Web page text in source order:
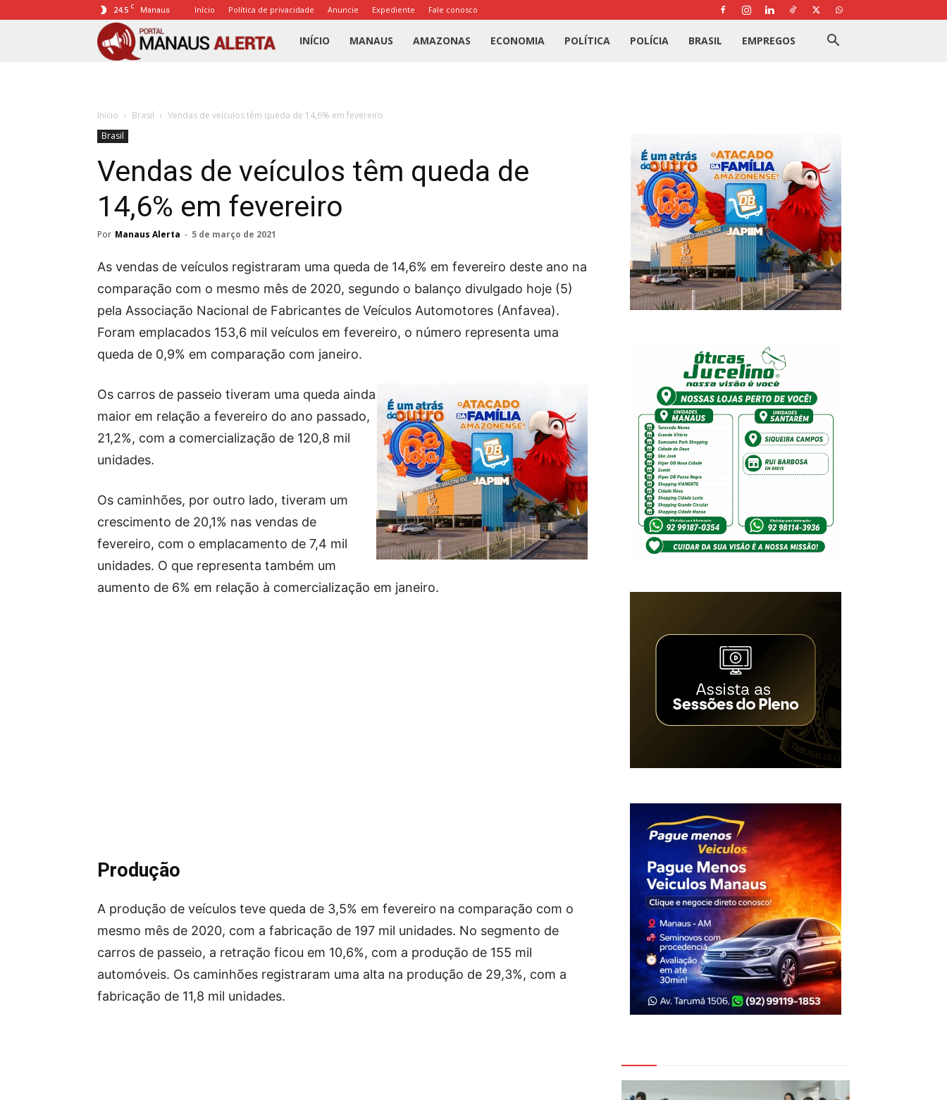
24.5 C Manaus Início Política de privacidade Anuncie Expediente Fale conosco
Portal
Alerta
INÍCIO MANAUS AMAZONAS ECONOMIA POLÍTICA POLÍCIA BRASIL EMPREGOS
Início Brasil
Vendas de veículos têm queda de 14,6% em fevereiro
Brasil
Vendas de veículos têm queda de
14,6% em fevereiro
Por Manaus Alerta - 5 de março de 2021
As vendas de veículos registraram uma queda de 14,6% em fevereiro deste ano na
comparação com o mesmo mês de 2020, segundo o balanço divulgado hoje (5)
pela Associação Nacional de Fabricantes de Veículos Automotores (Anfavea).
Foram emplacados 153,6 mil veículos em fevereiro, o número representa uma
queda de 0,9% em comparação com janeiro.
Os carros de passeio tiveram uma queda ainda
maior em relação a fevereiro do ano passado,
21,2%, com a comercialização de 120,8 mil
unidades.
Os caminhões, por outro lado, tiveram um
crescimento de 20,1% nas vendas de
fevereiro, com o emplacamento de 7,4 mil
unidades. O que representa também um
aumento de 6% em relação à comercialização em janeiro.
Produção
A produção de veículos teve queda de 3,5% em fevereiro na comparação com o
mesmo mês de 2020, com a fabricação de 197 mil unidades. No segmento de
carros de passeio, a retração ficou em 10,6%, com a produção de 155 mil
automóveis. Os caminhões registraram uma alta na produção de 29,3%, com a
fabricação de 11,8 mil unidades.